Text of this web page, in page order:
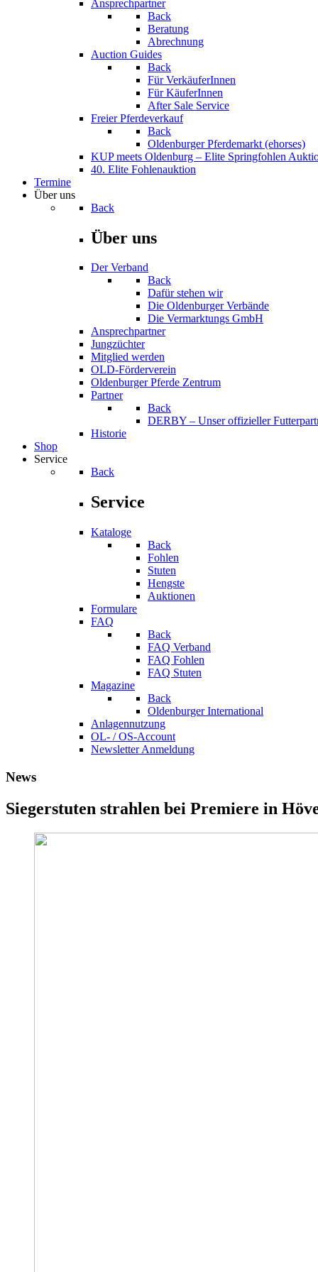
Ansprechpartner
Back
Beratung
Abrechnung
Auction Guides
Back
Für VerkäuferInnen
Für KäuferInnen
After Sale Service
Freier Pferdeverkauf
Back
Oldenburger Pferdemarkt (ehorses)
KUP meets Oldenburg – Elite Springfohlen
40. Elite Fohlenauktion
Termine
Über uns
Back
Über uns
Der Verband
Back
Dafür stehen wir
Die Oldenburger Verbände
Die Vermarktungs GmbH
Ansprechpartner
Jungzüchter
Mitglied werden
OLD-Förderverein
Oldenburger Pferde Zentrum
Partner
Back
DERBY – Unser offizieller
Historie
Shop
Service
Back
Service
Kataloge
Back
Fohlen
Stuten
Hengste
Auktionen
Formulare
FAQ
Back
FAQ Verband
FAQ Fohlen
FAQ Stuten
Magazine
Back
Oldenburger International
Anlagennutzung
OL- / OS-Account
Newsletter Anmeldung
News
Siegerstuten strahlen bei Premiere in